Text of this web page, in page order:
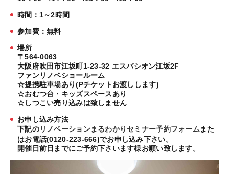
時間：1～2時間
参加費：無料
場所
〒564-0063
大阪府吹田市江坂町1-23-32 エスパシオン江坂2F
ファンリノベショールーム
☆提携駐車場あり(Pチケットお渡しします)
☆おむつ台・キッズスペースあり
☆しつこい売り込みは致しません
お申し込み方法
下記のリノベーションまるわかりセミナー予約フォーム また
はお電話(0120-223-666)でお申し込み下さい。
開催日前日までにご予約下さいます様お願い致します。